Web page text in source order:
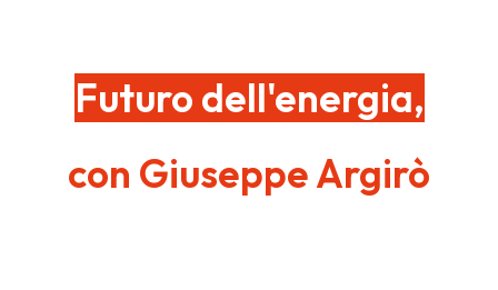
Futuro dell'energia,
con Giuseppe Argirò